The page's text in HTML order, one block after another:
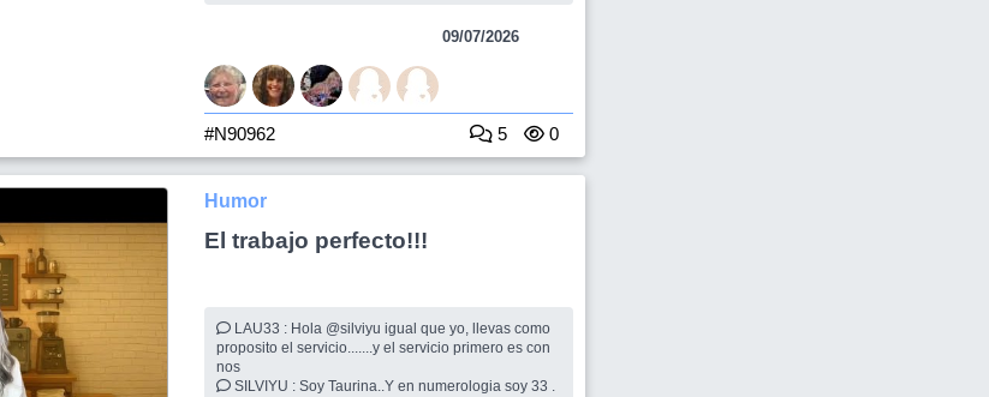
09/07/2026
#N90962 5 0
Humor
El trabajo perfecto!!!
LAU33 : Hola @silviyu igual que yo, llevas como
proposito el servicio.......y el servicio primero es con
nos
SILVIYU : Soy Taurina..Y en numerologia soy 33 .